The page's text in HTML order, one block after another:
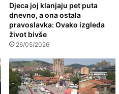
Djeca joj klanjaju pet puta
dnevno, a ona ostala
pravoslavka: Ovako izgleda
život bivše
26/05/2026